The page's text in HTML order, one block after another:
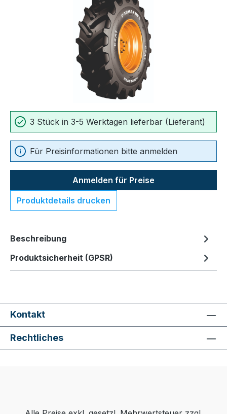
3 Stück in 3-5 Werktagen lieferbar (Lieferant)
Für Preisinformationen bitte anmelden
Anmelden für Preise
Produktdetails drucken
Beschreibung
Produktsicherheit (GPSR)
Kontakt
Rechtliches